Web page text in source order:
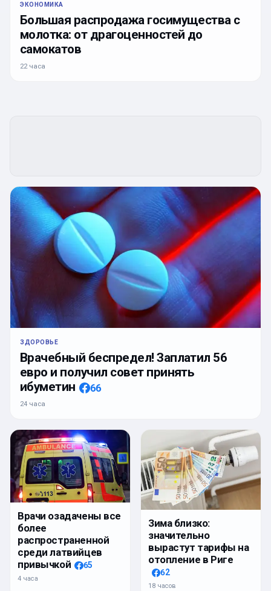
ЭКОНОМИКА
Большая распродажа госимущества с
молотка: от драгоценностей до
самокатов
22 часа
ЗДОРОВЬЕ
Врачебный беспредел! Заплатил 56
евро и получил совет принять
ибуметин
66
24 часа
Врачи озадачены все
более
распространенной
среди латвийцев
привычкой
65
4 часа
Зима близко:
значительно
вырастут тарифы на
отопление в Риге
62
18 часов